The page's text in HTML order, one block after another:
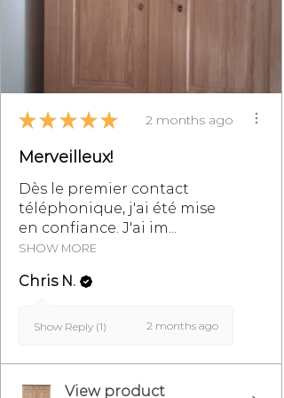
★ ★ ★ ★ ★ 2 months ago
Merveilleux!
Dès le premier contact
téléphonique, j'ai été mise
en confiance. J'ai im...
SHOW MORE
Chris N.
Show Reply (1) 2 months ago
View product